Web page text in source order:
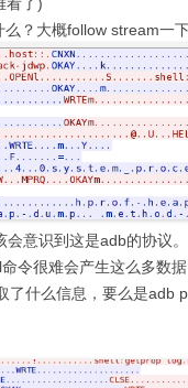
？大概follow stream一下
会意识到这是adb的协议
令很难会产生这么多数
了什么信息，要么是adb